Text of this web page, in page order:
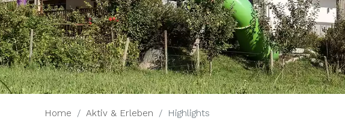
Home Aktiv & Erleben Highlights